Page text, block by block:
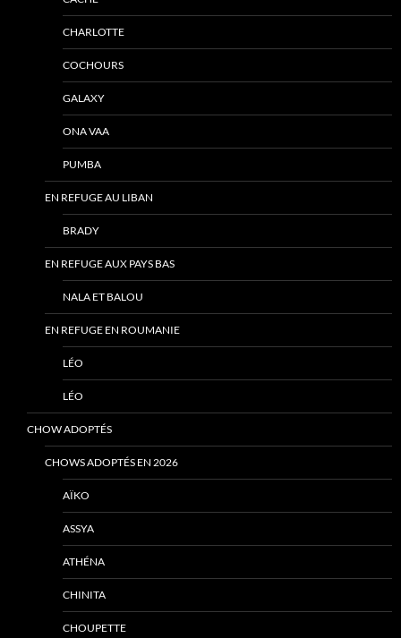
CHARLOTTE
COCHOURS
GALAXY
ONA VAA
PUMBA
EN REFUGE AU LIBAN
BRADY
EN REFUGE AUX PAYS BAS
NALA ET BALOU
EN REFUGE EN ROUMANIE
LÉO
LÉO
CHOW ADOPTÉS
CHOWS ADOPTÉS EN 2026
AÏKO
ASSYA
ATHÉNA
CHINITA
CHOUPETTE